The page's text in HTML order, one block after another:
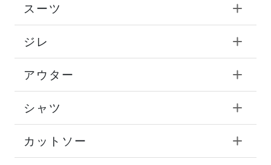
スーツ
ジレ
アウター
シャツ
カットソー